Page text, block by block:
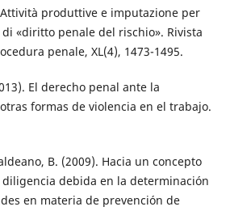
produttive e imputazione per
«diritto penale del rischio». Rivista
penale, XL(4), 1473-1495.
El derecho penal ante la
formas de violencia en el trabajo.
B. (2009). Hacia un concepto
debida en la determinación
en materia de prevención de